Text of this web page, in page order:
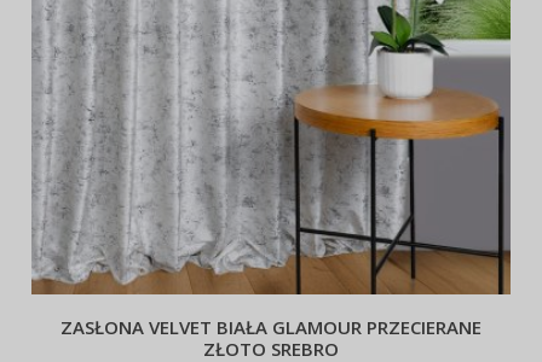
ZASŁONA VELVET BIAŁA GLAMOUR PRZECIERANE
ZŁOTO SREBRO